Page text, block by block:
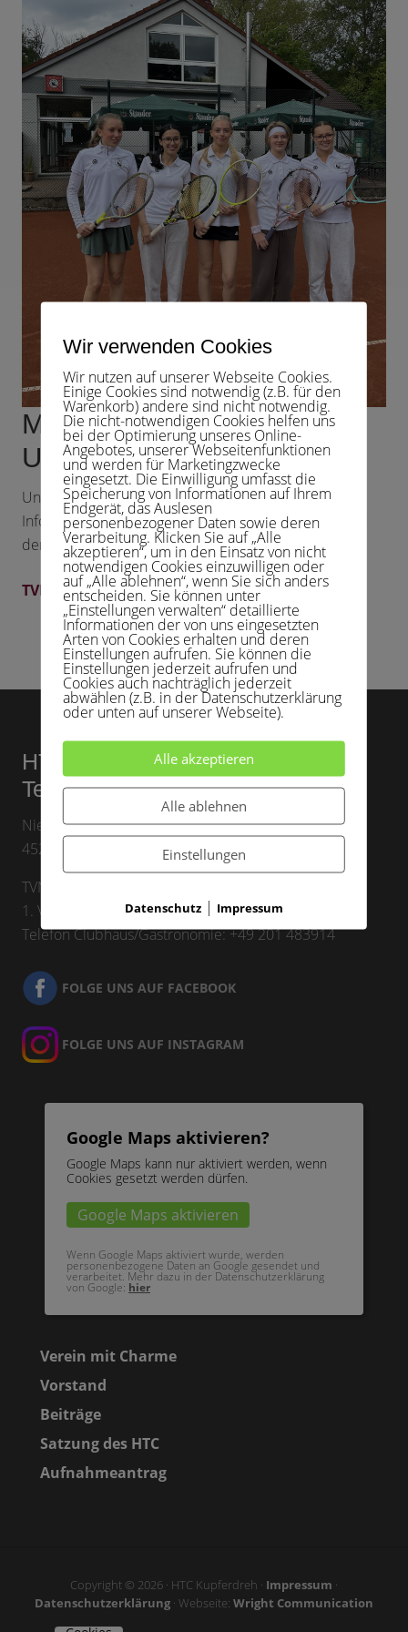
Medenspiele Juniorinnen
U18
Unter dem folgenden Link zum TVN erhälst Du
Informationen zur Mannschaft, den Begegnungen und
den Ergebnissen der Mannschaft Juniorinnen U18.
TVN Sommer 2026
Footer
HTC Kupferdreh e.V., Abteilung
Tennis
Nierenhofer Str. 14
45257 Essen
TVN Vereinsnummer 5024
1. Vorsitzender: Dr. Bernd Schneider
Telefon Clubhaus/Gastronomie: +49 201 483914
FOLGE UNS AUF FACEBOOK
FOLGE UNS AUF INSTAGRAM
Google Maps aktivieren?
Google Maps kann nur aktiviert werden, wenn
Cookies gesetzt werden dürfen.
Google Maps aktivieren
Wenn Google Maps aktiviert wurde, werden
personenbezogene Daten an Google gesendet und
verarbeitet. Mehr dazu in der Datenschutzerklärung
von Google: hier
Verein mit Charme
Vorstand
Beiträge
Satzung des HTC
Aufnahmeantrag
Copyright © 2026 · HTC Kupferdreh · Impressum ·
Datenschutzerklärung · Webseite: Wright Communication
Wir verwenden Cookies
Wir nutzen auf unserer Webseite Cookies.
Einige Cookies sind notwendig (z.B. für den
Warenkorb) andere sind nicht notwendig.
Die nicht-notwendigen Cookies helfen uns
bei der Optimierung unseres Online-
Angebotes, unserer Webseitenfunktionen
und werden für Marketingzwecke
eingesetzt. Die Einwilligung umfasst die
Speicherung von Informationen auf Ihrem
Endgerät, das Auslesen
personenbezogener Daten sowie deren
Verarbeitung. Klicken Sie auf „Alle
akzeptieren“, um in den Einsatz von nicht
notwendigen Cookies einzuwilligen oder
auf „Alle ablehnen“, wenn Sie sich anders
entscheiden. Sie können unter
„Einstellungen verwalten“ detaillierte
Informationen der von uns eingesetzten
Arten von Cookies erhalten und deren
Einstellungen aufrufen. Sie können die
Einstellungen jederzeit aufrufen und
Cookies auch nachträglich jederzeit
abwählen (z.B. in der Datenschutzerklärung
oder unten auf unserer Webseite).
Alle akzeptieren
Alle ablehnen
Einstellungen
Datenschutz| Impressum